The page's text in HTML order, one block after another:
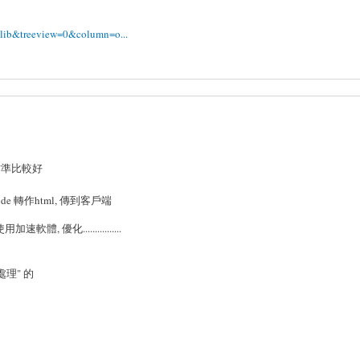
比較好
轉作html, 傳到客戶端
加速軟體, 優化................
理" 的